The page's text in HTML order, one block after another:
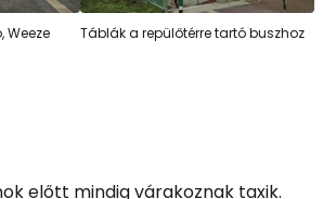
Weeze
Táblák a repülőtérre tartó buszhoz
előtt mindig várakoznak taxik.